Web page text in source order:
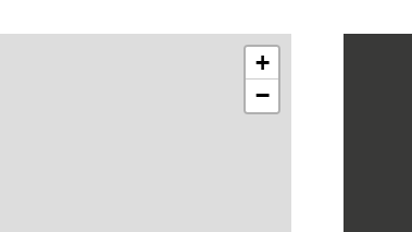
+
−